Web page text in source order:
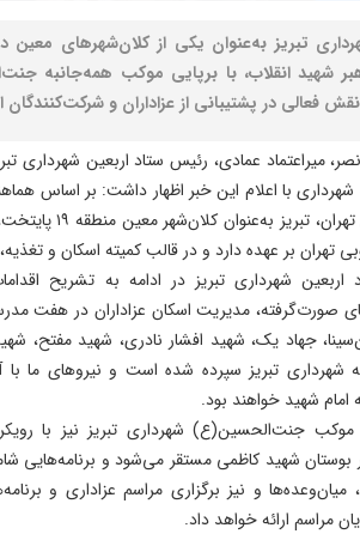
تبریز به‌عنوان یکی از کلان‌شهرهای معین
شهید انقلاب، با برپایی موکب همه‌جانبه
فعالی در پشتیبانی از عزاداران و
میراعتماد عمادی، رئیس ستاد اربعین شهرداری
با اعلام این خبر اظهار داشت: بر اساس
و شهرداری
تهران بر عهده دارد و در قالب کمیته اسکان و
اربعین شهرداری تبریز در ادامه به تشریح
جهاد یک، شهید افشار نادری، شهید مفتح،
شهرداری تبریز سپرده شده است و نیروهای ما
امام شهید خواهند بود.
جنت‌الحسین(ع) شهرداری تبریز نیز با
بوستان شهید کاظمی مستقر می‌شود و برنامه‌هایی
میان‌وعده‌ها و نیز برگزاری مراسم عزاداری و
مراسم ارائه خواهد داد.